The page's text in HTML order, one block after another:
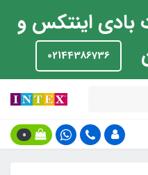
بادی اینتکس و
02144386736
0